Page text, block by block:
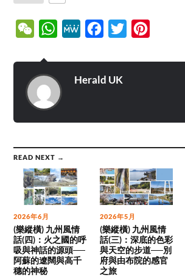
WeChatWhatsApp
MeWe Facebook
Twitter
Herald UK
READ NEXT →
2026年6月
(樂縱橫) 九州風情
話(四)：火之國的呼
吸與神話的源頭──
阿蘇的遼闊與高千
穗的神秘
2026年5月
(樂縱橫) 九州風情
話(三)：深底的色彩
與天空的步道──別
府與由布院的感官
之旅